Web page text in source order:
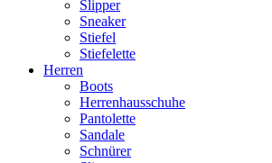
Slipper
Sneaker
Stiefel
Stiefelette
Herren
Boots
Herrenhausschuhe
Pantolette
Sandale
Schnürer